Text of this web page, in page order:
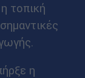
τοπική
η